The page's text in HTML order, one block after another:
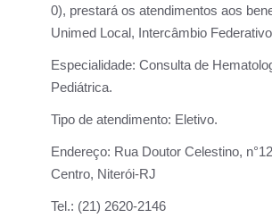
0), prestará os atendimentos aos
Unimed Local, Intercâmbio
Especialidade: Consulta de
Pediátrica.
Tipo de atendimento: Eletivo.
Endereço: Rua Doutor Celestino,
Centro, Niterói-RJ
Tel.: (21) 2620-2146